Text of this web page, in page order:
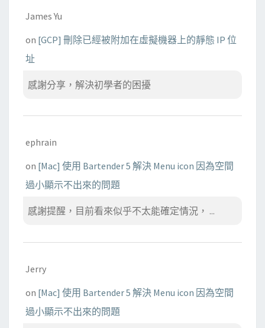
James Yu
on [GCP] 刪除已經被附加在虛擬機器上的靜態 IP 位
址
感謝分享，解決初學者的困擾
ephrain
on [Mac] 使用 Bartender 5 解決 Menu icon 因為空間
過小顯示不出來的問題
感謝提醒，目前看來似乎不太能確定情況， ...
Jerry
on [Mac] 使用 Bartender 5 解決 Menu icon 因為空間
過小顯示不出來的問題